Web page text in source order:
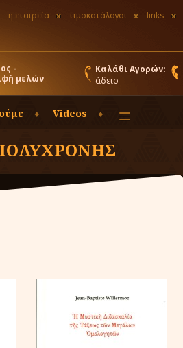
η εταιρεία τιμοκατάλογοι links
-
μελών
Καλάθι Αγορών:
άδειο
Videos